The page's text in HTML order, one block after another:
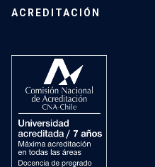
ACREDITACIÓN